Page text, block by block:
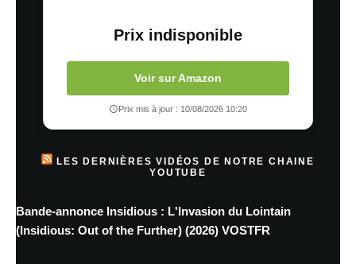
Prix indisponible
Voir sur Amazon
Prix mis à jour : 10/08/2026 10:20
LES DERNIÈRES VIDÉOS DE NOTRE CHAINE
YOUTUBE
Bande-annonce Insidious : L'Invasion du Lointain
(Insidious: Out of the Further) (2026) VOSTFR